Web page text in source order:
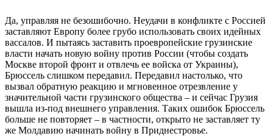
Да, управляя не безошибочно. Неудачи в конфликте с Россией
заставляют Европу более грубо использовать своих идейных
вассалов. И пытаясь заставить проевропейские грузинские
власти начать новую войну против России (чтобы создать
Москве второй фронт и отвлечь ее войска от Украины),
Брюссель слишком передавил. Передавил настолько, что
вызвал обратную реакцию и мгновенное отрезвление у
значительной части грузинского общества – и сейчас Грузия
вышла из-под внешнего управления. Таких ошибок Брюссель
больше не повторяет – в частности, открыто не заставляет ту
же Молдавию начинать войну в Приднестровье.